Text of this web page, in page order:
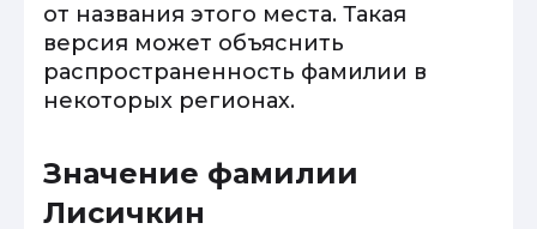
от названия этого места. Такая
версия может объяснить
распространенность фамилии в
некоторых регионах.
Значение фамилии
Лисичкин